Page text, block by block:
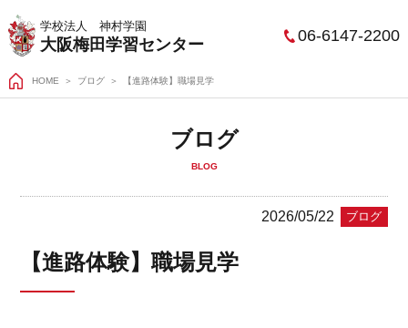
学校法人 神村学園
大阪梅田学習センター 06-6147-2200
HOME ＞ ブログ 【進路体験】職場見学
ブログ
BLOG
2026/05/22 ブログ
【進路体験】職場見学